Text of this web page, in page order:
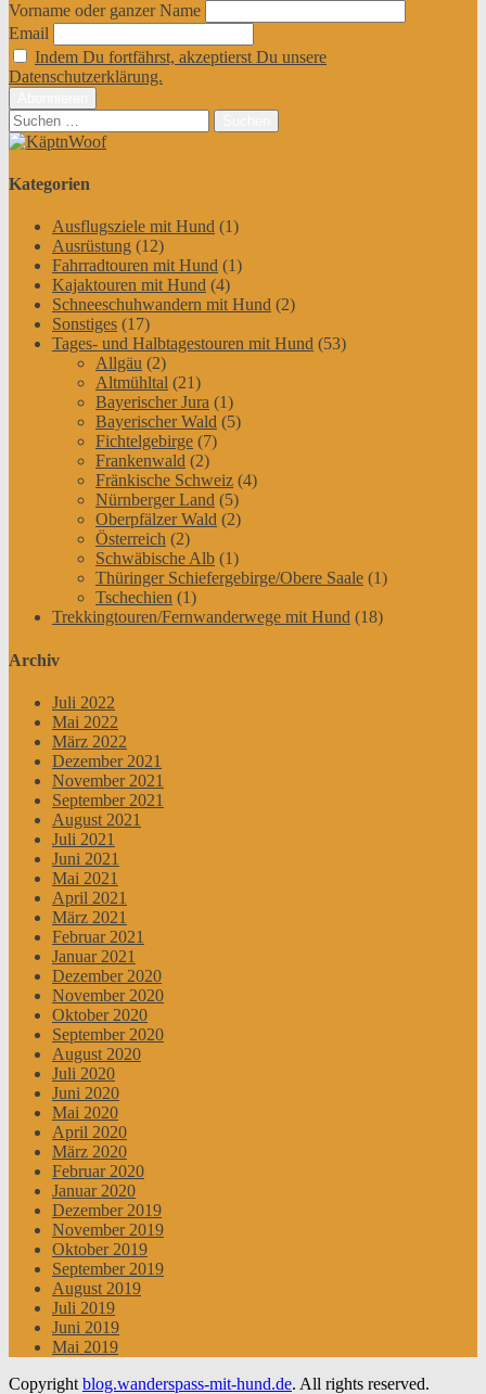
Vorname oder ganzer Name
Email
Indem Du fortfährst, akzeptierst Du unsere
Datenschutzerklärung.
Suchen
nach:
Kategorien
Ausflugsziele mit Hund (1)
Ausrüstung (12)
Fahrradtouren mit Hund (1)
Kajaktouren mit Hund (4)
Schneeschuhwandern mit Hund (2)
Sonstiges (17)
Tages- und Halbtagestouren mit Hund (53)
Allgäu (2)
Altmühltal (21)
Bayerischer Jura (1)
Bayerischer Wald (5)
Fichtelgebirge (7)
Frankenwald (2)
Fränkische Schweiz (4)
Nürnberger Land (5)
Oberpfälzer Wald (2)
Österreich (2)
Schwäbische Alb (1)
Thüringer Schiefergebirge/Obere Saale (1)
Tschechien (1)
Trekkingtouren/Fernwanderwege mit Hund (18)
Archiv
Juli 2022
Mai 2022
März 2022
Dezember 2021
November 2021
September 2021
August 2021
Juli 2021
Juni 2021
Mai 2021
April 2021
März 2021
Februar 2021
Januar 2021
Dezember 2020
November 2020
Oktober 2020
September 2020
August 2020
Juli 2020
Juni 2020
Mai 2020
April 2020
März 2020
Februar 2020
Januar 2020
Dezember 2019
November 2019
Oktober 2019
September 2019
August 2019
Juli 2019
Juni 2019
Mai 2019
Copyright blog.wanderspass-mit-hund.de. All rights reserved.